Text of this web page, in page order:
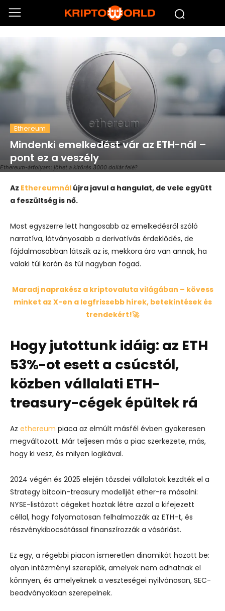
Ethereum-árfolyam: jöhet a kitörés 3000 dollár felé?
Ethereum
Mindenki emelkedést vár az ETH-nál –
pont ez a veszély
Az Ethereumnál újra javul a hangulat, de vele együtt
a feszültség is nő.
Most egyszerre lett hangosabb az emelkedésről szóló
narratíva, látványosabb a derivatívás érdeklődés, de
fájdalmasabban látszik az is, mekkora ára van annak, ha
valaki túl korán és túl nagyban fogad.
Maradj naprakész a kriptovaluta világában – kövess
minket az X-en a legfrissebb hírek, betekintések és
trendekért!🚀
Hogy jutottunk idáig: az ETH
53%-ot esett a csúcstól,
közben vállalati ETH-
treasury-cégek épültek rá
Az ethereum piaca az elmúlt másfél évben gyökeresen
megváltozott. Már teljesen más a piac szerkezete, más,
hogy ki vesz, és milyen logikával.
2024 végén és 2025 elején tőzsdei vállalatok kezdték el a
Strategy bitcoin-treasury modelljét ether-re másolni:
NYSE-listázott cégeket hoztak létre azzal a kifejezett
céllal, hogy folyamatosan felhalmozzák az ETH-t, és
részvénykibocsátással finanszírozzák a vásárlást.
Ez egy, a régebbi piacon ismeretlen dinamikát hozott be:
olyan intézményi szereplők, amelyek nem adhatnak el
könnyen, és amelyeknek a veszteségei nyilvánosan, SEC-
beadványokban szerepelnek.